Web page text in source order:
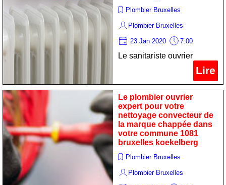
Plombier Bruxelles
Plombier Bruxelles
23 Jan 2020 7:00
Le sanitariste ouvrier
professionnel pour votre
entretien chauffe-eau de la
marque chaffoteaux et
maury dans votre commune
1081 bruxelles koekelberg
Lire
Le plombier ouvrier
expert pour votre
nettoyage convecteur de
la marque chappée dans
votre commune 1081
bruxelles koekelberg
Plombier Bruxelles
Plombier Bruxelles